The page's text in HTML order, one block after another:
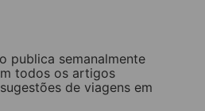
publica semanalmente
todos os artigos
de viagens em